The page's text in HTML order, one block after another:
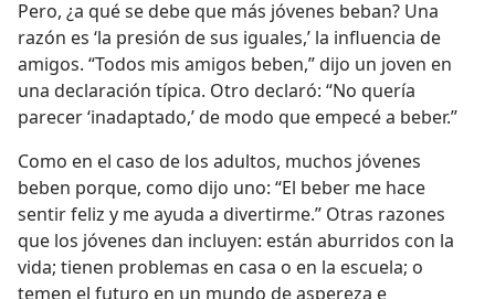
Pero, ¿a qué se debe que más jóvenes beban? Una
razón es ‘la presión de sus iguales,’ la influencia de
amigos. “Todos mis amigos beben,” dijo un joven en
una declaración típica. Otro declaró: “No quería
parecer ‘inadaptado,’ de modo que empecé a beber.”
Como en el caso de los adultos, muchos jóvenes
beben porque, como dijo uno: “El beber me hace
sentir feliz y me ayuda a divertirme.” Otras razones
que los jóvenes dan incluyen: están aburridos con la
vida; tienen problemas en casa o en la escuela; o
temen el futuro en un mundo de aspereza e